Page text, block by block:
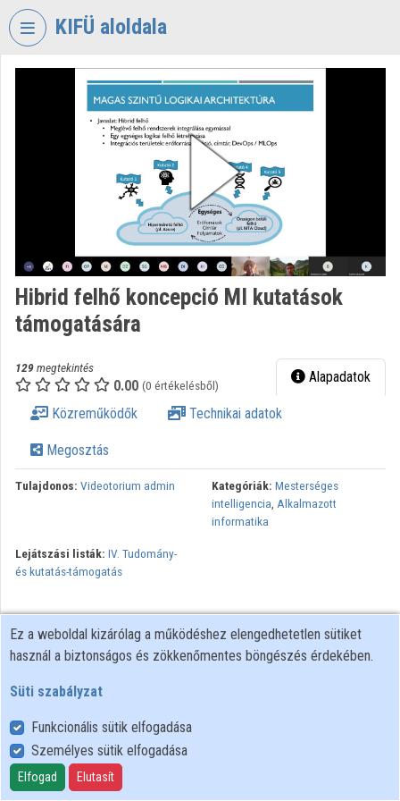
Fejléc kihagyása
KIFÜ aloldala
VIDEOTORIUM
Intézményi kezdőlap
Bejelentkezés
Intézményi felfedezés
Kategóriák
Intézményi listák
Intézmények
Közreműködők
Hibrid felhő koncepció MI kutatások
támogatására
129megtekintés
0.00 (0 értékelésből) Alapadatok
Közreműködők Technikai adatok
Megosztás
Tulajdonos: Videotorium admin Kategóriák: Mesterséges
intelligencia, Alkalmazott
informatika
Lejátszási listák: IV. Tudomány-
és kutatás-támogatás
Felhasználói szabályzat
Adatkezelési tájékoztató
Süti szabályzat
Ez a weboldal kizárólag a működéshez elengedhetetlen sütiket
használ a biztonságos és zökkenőmentes böngészés érdekében.
Süti szabályzat
Funkcionális sütik elfogadása
Személyes sütik elfogadása
Elfogad Elutasít